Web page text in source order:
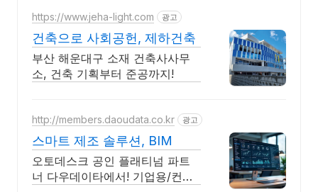
https://www.jeha-light.com 광고
건축으로 사회공헌, 제하건축
부산 해운대구 소재 건축사사무
소, 건축 기획부터 준공까지!
http://members.daoudata.co.kr 광고
스마트 제조 솔루션, BIM
오토데스크 공인 플래티넘 파트
너 다우데이타에서! 기업용/컨설